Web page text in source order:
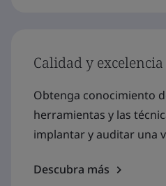
Calidad y
Obtenga conocimiento
herramientas y las
implantar y auditar una
Descubra más